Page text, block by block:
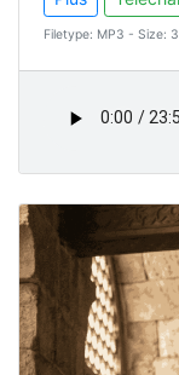
Filetype: MP3 - Size: